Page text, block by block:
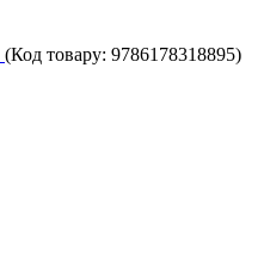
(Код товару: 9786178318895)